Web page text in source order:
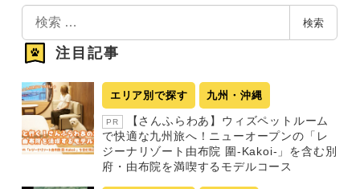
索
検索
注目記事
エリア別で探す 九州・沖縄
PR
【さんふらわあ】ウィズペットルーム
で快適な九州旅へ！ニューオープンの「レ
ジーナリゾート由布院 圍-Kakoi-」を含む別
府・由布院を満喫するモデルコース